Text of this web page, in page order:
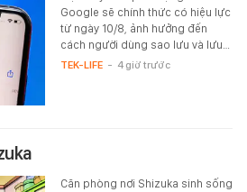
Google sẽ chính thức có hiệu lực
từ ngày 10/8, ảnh hưởng đến
cách người dùng sao lưu và lưu…
TEK-LIFE - 4 giờ trước
Căn phòng nơi Shizuka sinh sống